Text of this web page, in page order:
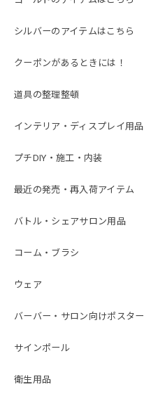
シルバーのアイテムはこちら
クーポンがあるときには！
道具の整理整頓
インテリア・ディスプレイ用品
プチDIY・施工・内装
最近の発売・再入荷アイテム
バトル・シェアサロン用品
コーム・ブラシ
ウェア
バーバー・サロン向けポスター
サインポール
衛生用品